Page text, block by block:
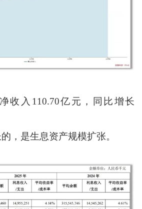
入110.70亿元，同比增长
是生息资产规模扩张。